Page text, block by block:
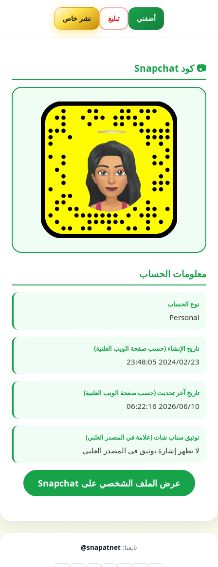
أضفني تبليغ نشر خاص
📷 كود Snapchat
معلومات الحساب
نوع الحساب
Personal
تاريخ الإنشاء (حسب صفحة الويب العلنية)
2024/02/23 23:48:05
تاريخ آخر تحديث (حسب صفحة الويب العلنية)
2026/06/10 06:22:16
توثيق سناب شات (علامة في المصدر العلني)
لا تظهر إشارة توثيق في المصدر العلني
عرض الملف الشخصي على Snapchat
تابعنا: @snapatnet